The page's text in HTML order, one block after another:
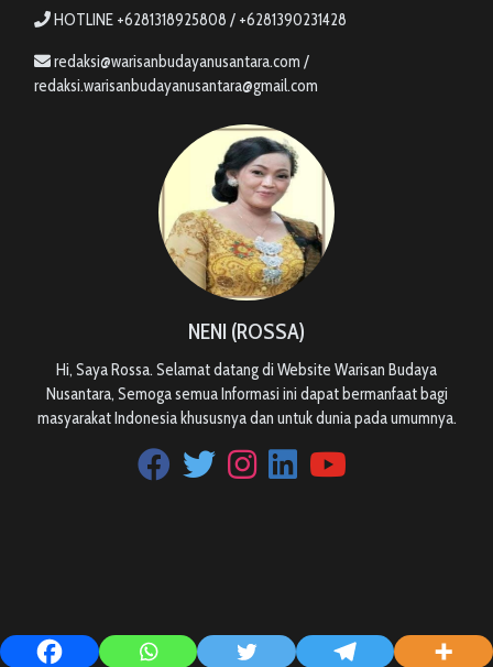
HOTLINE +6281318925808 / +6281390231428
redaksi@warisanbudayanusantara.com /
redaksi.warisanbudayanusantara@gmail.com
NENI (ROSSA)
Hi, Saya Rossa. Selamat datang di Website Warisan Budaya
Nusantara, Semoga semua Informasi ini dapat bermanfaat bagi
masyarakat Indonesia khususnya dan untuk dunia pada umumnya.